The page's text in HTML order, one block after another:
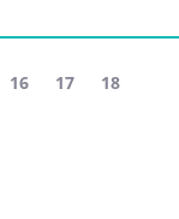
16 17
18